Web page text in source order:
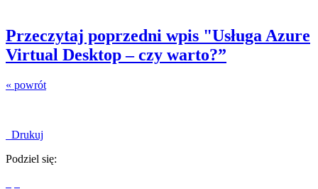
Przeczytaj poprzedni wpis "Usługa Azure
Virtual Desktop – czy warto?”
« powrót
Drukuj
Podziel się: